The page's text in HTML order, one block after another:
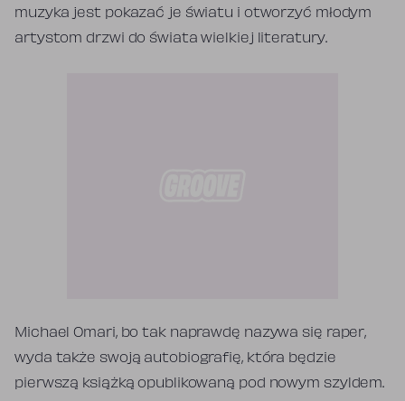
muzyka jest pokazać je światu i otworzyć młodym
artystom drzwi do świata wielkiej literatury.
Michael Omari, bo tak naprawdę nazywa się raper,
wyda także swoją autobiografię, która będzie
pierwszą książką opublikowaną pod nowym szyldem.